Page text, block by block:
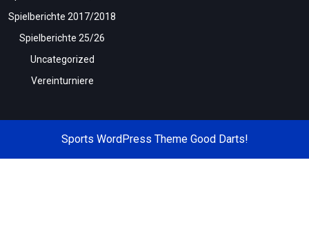
Spielberichte 2017/2018
Spielberichte 25/26
Uncategorized
Vereinturniere
Sports WordPress ThemeGood Darts!